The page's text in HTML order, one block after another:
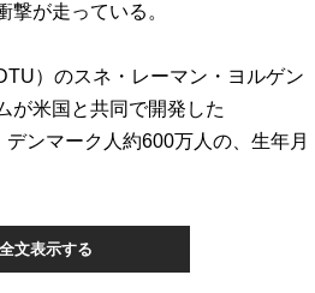
撃が走っている。
）のスネ・レーマン・ヨルゲン
が米国と共同で開発した
デンマーク人約600万人の、生年月
全文表示する